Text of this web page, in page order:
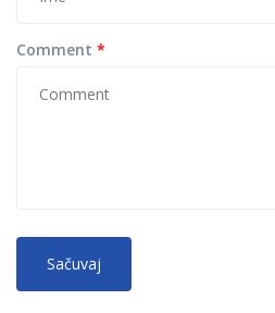
Comment *
No
HTML